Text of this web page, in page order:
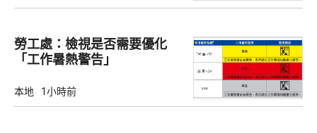
勞工處：檢視是否需要優化
「工作暑熱警告」
本地 1小時前